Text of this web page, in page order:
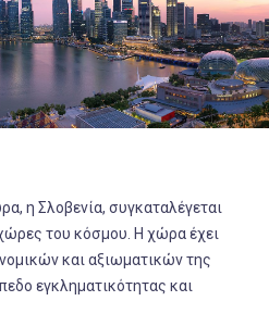
η Σλοβενία, συγκαταλέγεται
του κόσμου. Η χώρα έχει
και αξιωματικών της
εγκληματικότητας και